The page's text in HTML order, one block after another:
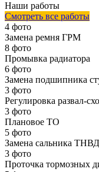
Наши работы
Смотреть все работы
4 фото
Замена ремня ГРМ
8 фото
Промывка радиатора
6 фото
Замена подшипника
3 фото
Регулировка развал-
3 фото
Плановое ТО
5 фото
Замена сальника ТНВД
3 фото
Проточка тормозных